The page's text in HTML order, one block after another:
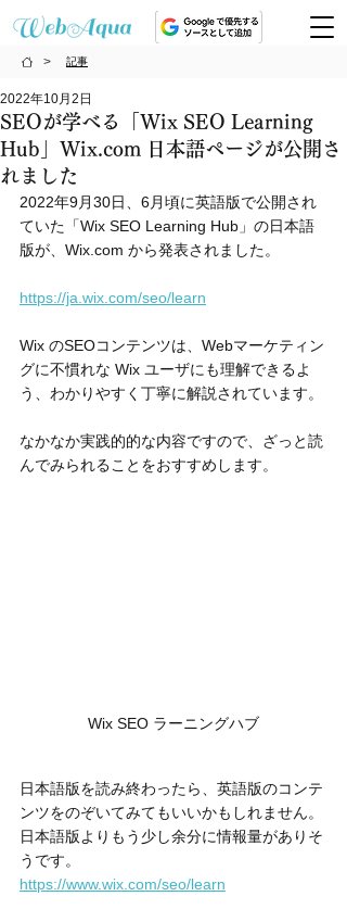
> 記事
SEOが学べる「Wix SEO Learning
Hub」Wix.com 日本語ページが公開さ
れました
2022年10月2日
2022年9月30日、6月頃に英語版で公開され
ていた「Wix SEO Learning Hub」の日本語
版が、Wix.com から発表されました。
https://ja.wix.com/seo/learn
Wix のSEOコンテンツは、Webマーケティン
グに不慣れな Wix ユーザにも理解できるよ
う、わかりやすく丁寧に解説されています。
なかなか実践的的な内容ですので、ざっと読
んでみられることをおすすめします。
Wix SEO ラーニングハブ
日本語版を読み終わったら、英語版のコンテ
ンツをのぞいてみてもいいかもしれません。
日本語版よりもう少し余分に情報量がありそ
うです。
https://www.wix.com/seo/learn